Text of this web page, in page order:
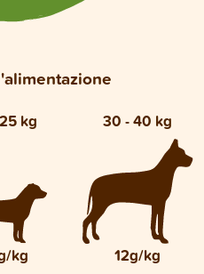
kg 30 - 40 kg
kg 12g/kg